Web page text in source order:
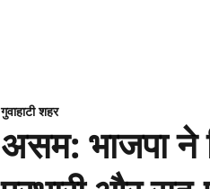
गुवाहाटी शहर
असम: भाजपा ने